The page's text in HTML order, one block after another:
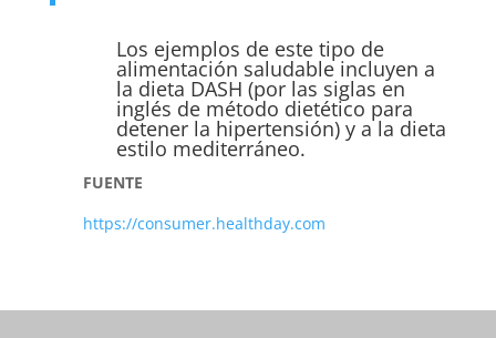
Los ejemplos de este tipo de
alimentación saludable incluyen a
la dieta DASH (por las siglas en
inglés de método dietético para
detener la hipertensión) y a la dieta
estilo mediterráneo.
FUENTE
https://consumer.healthday.com